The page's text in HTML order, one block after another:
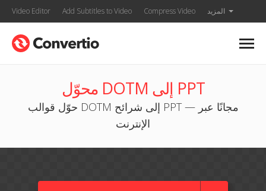
Video Editor Add Subtitles to Video Compress Video المزيد
محوّل DOTM إلى PPT
حوّل قوالب DOTM إلى شرائح PPT — مجانًا عبر
الإنترنت